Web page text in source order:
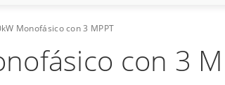
Monofásico con 3 MPPT
con 3